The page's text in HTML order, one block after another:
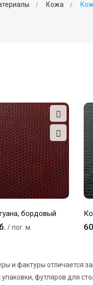
Кожа
бордовый
/ пог. м.
и фактуры отличается
футляров для